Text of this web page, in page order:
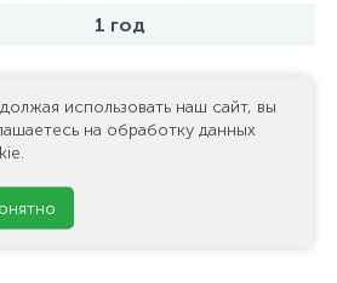
1 год
использовать наш сайт, вы
на обработку данных